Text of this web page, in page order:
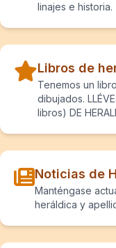
linajes e historia.
Libros de
Tenemos un
dibujados.
libros) DE
Noticias de
Manténgase
heráldica y